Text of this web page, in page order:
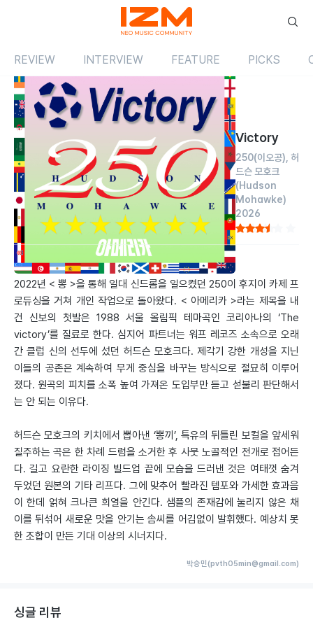
REVIEW INTERVIEW FEATURE PICKS
Review 싱글 국내
Victory
250(이오공) 허
드슨 모호크
(Hudson
Mohawke)
2026
2022년 < 뽕 >을 통해 일대 신드롬을 일으켰던 250이 후지이 카제 프
로듀싱을 거쳐 개인 작업으로 돌아왔다. < 아메리카 >라는 제목을 내
건 신보의 첫발은 1988 서울 올림픽 테마곡인 코리아나의 ‘The
victory’를 질료로 한다. 심지어 파트너는 워프 레코즈 소속으로 오래
간 클럽 신의 선두에 섰던 허드슨 모호크다. 제각기 강한 개성을 지닌
이들의 공존은 계속하여 무게 중심을 바꾸는 방식으로 절묘히 이루어
졌다. 원곡의 피치를 소폭 높여 가져온 도입부만 듣고 섣불리 판단해서
는 안 되는 이유다.
허드슨 모호크의 키치에서 뽑아낸 ‘뽕끼’, 특유의 뒤틀린 보컬을 앞세워
질주하는 곡은 한 차례 드럼을 소거한 후 사뭇 노골적인 전개로 접어든
다. 길고 요란한 라이징 빌드업 끝에 모습을 드러낸 것은 여태껏 숨겨
두었던 원본의 기타 리프다. 그에 맞추어 빨라진 템포와 가세한 효과음
이 한데 얽혀 크나큰 희열을 안긴다. 샘플의 존재감에 눌리지 않은 채
이를 뒤섞어 새로운 맛을 안기는 솜씨를 어김없이 발휘했다. 예상치 못
한 조합이 만든 기대 이상의 시너지다.
박승민(pvth05min@gmail.com)
싱글 리뷰